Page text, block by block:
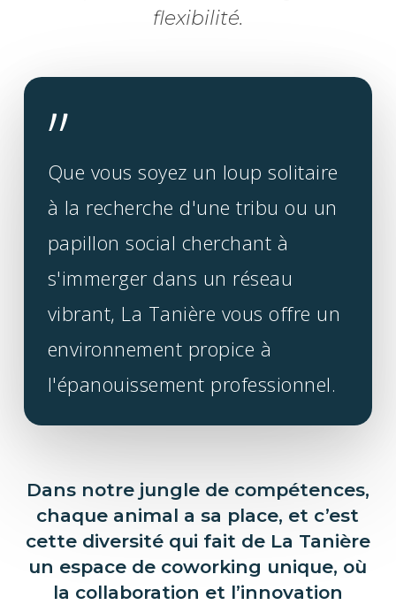
flexibilité.
”
Que vous soyez un loup solitaire
à la recherche d'une tribu ou un
papillon social cherchant à
s'immerger dans un réseau
vibrant, La Tanière vous offre un
environnement propice à
l'épanouissement professionnel.
Dans notre jungle de compétences,
chaque animal a sa place, et c’est
cette diversité qui fait de La Tanière
un espace de coworking unique, où
la collaboration et l’innovation